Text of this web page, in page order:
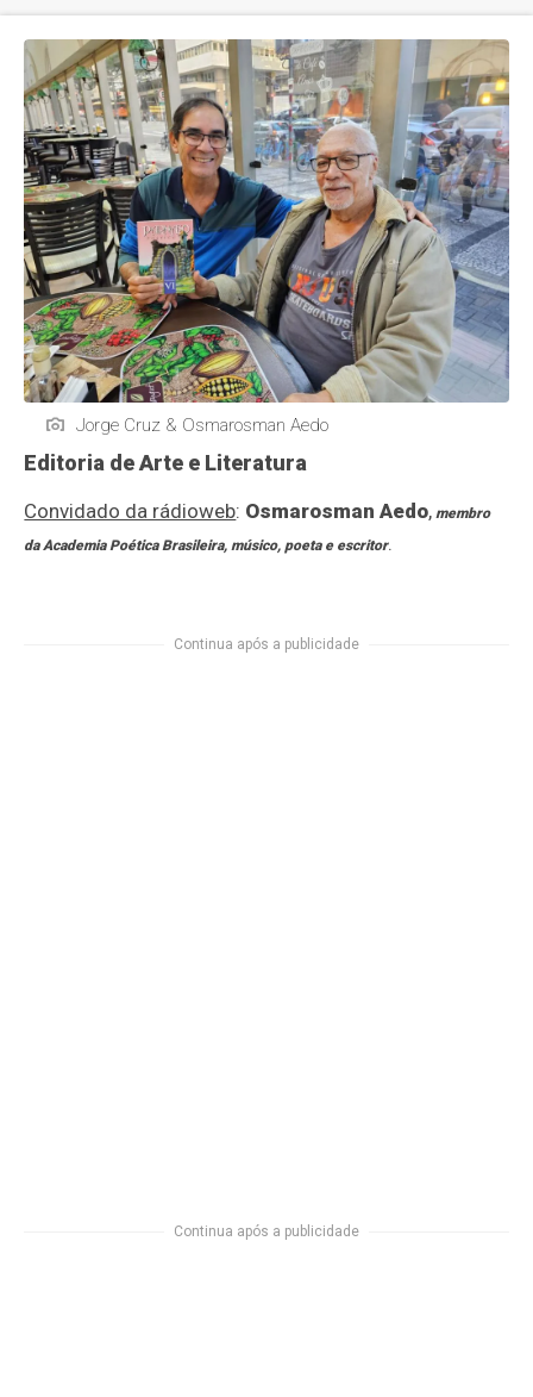
Jorge Cruz & Osmarosman Aedo
Editoria de Arte e Literatura
Convidado da rádioweb: Osmarosman Aedo, membro
da Academia Poética Brasileira, músico, poeta e escritor.
Continua após a publicidade
Continua após a publicidade